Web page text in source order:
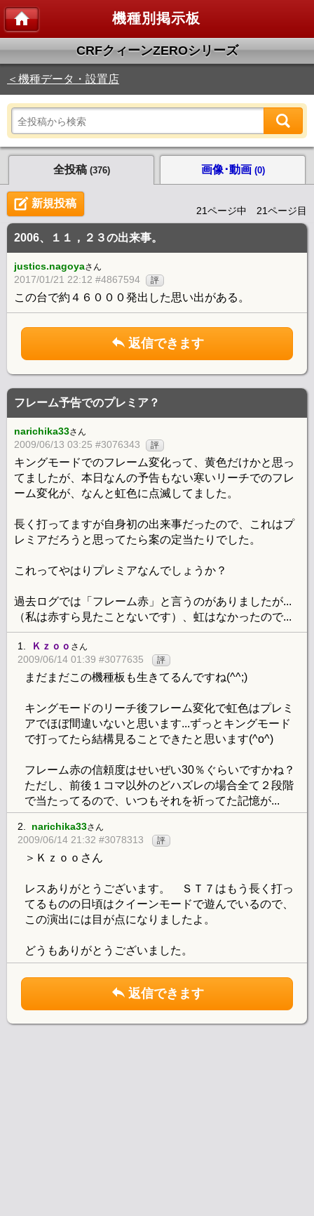
機種別掲示板
CRFクィーンZEROシリーズ
＜機種データ・設置店
全投稿 (376) 画像･動画 (0)
新規投稿
21ページ中 21ページ目
2006、１１，２３の出来事。
justics.nagoyaさん
2017/01/21 22:12 #4867594 評
この台で約４６０００発出した思い出がある。
返信できます
フレーム予告でのプレミア？
narichika33さん
2009/06/13 03:25 #3076343 評
キングモードでのフレーム変化って、黄色だけかと思っ
てましたが、本日なんの予告もない寒いリーチでのフレ
ーム変化が、なんと虹色に点滅してました。
長く打ってますが自身初の出来事だったので、これはプ
レミアだろうと思ってたら案の定当たりでした。
これってやはりプレミアなんでしょうか？
過去ログでは「フレーム赤」と言うのがありましたが...
（私は赤すら見たことないです）、虹はなかったので...
1. Ｋｚｏｏ さん
2009/06/14 01:39 #3077635 評
まだまだこの機種板も生きてるんですね(^^;)
キングモードのリーチ後フレーム変化で虹色はプレミ
アでほぼ間違いないと思います...ずっとキングモード
で打ってたら結構見ることできたと思います(^o^)
フレーム赤の信頼度はせいぜい30％ぐらいですかね？
ただし、前後１コマ以外のどハズレの場合全て２段階
で当たってるので、いつもそれを祈ってた記憶が...
2. narichika33さん
2009/06/14 21:32 #3078313 評
＞Ｋｚｏｏさん
レスありがとうございます。 ＳＴ７はもう長く打っ
てるものの日頃はクイーンモードで遊んでいるので、
この演出には目が点になりましたよ。
どうもありがとうございました。
返信できます